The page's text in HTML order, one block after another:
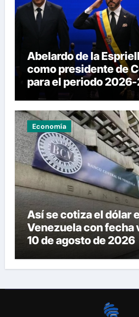
Abelardo de la
como presidente de
para el periodo
Economía
Así se cotiza el dólar
Venezuela con fecha
10 de agosto de 2026